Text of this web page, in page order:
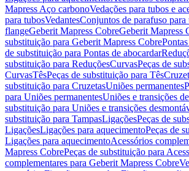
Mapress Aço carbonoVedações para tubos e
para tubosVedantesConjuntos de parafuso para
flangeGeberit Mapress CobreGeberit Mapress
substituição para Geberit Mapress Cobre
de substituição para Pontas de abocardar
substituição para ReduçõesCurvasPeças de
CurvasTêsPeças de substituição para Tês
substituição para CruzetasUniões permanentes
para Uniões permanentesUniões e transições
substituição para Uniões e transições
substituição para TampasLigaçõesPeças de
LigaçõesLigações para aquecimentoPeças de
Ligações para aquecimentoAcessórios
Mapress CobrePeças de substituição para
complementares para Geberit Mapress Cobre